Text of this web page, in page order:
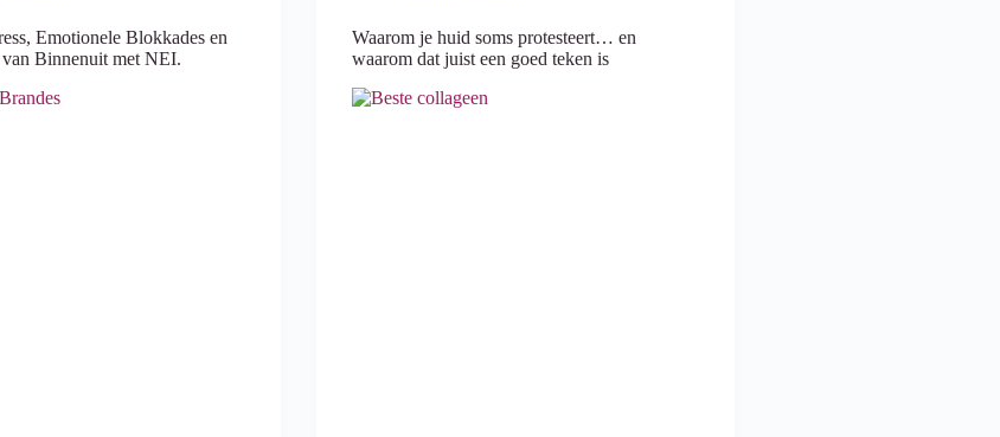
Emotionele Blokkades en
Binnenuit met NEI.
Waarom je huid soms protesteert… en
waarom dat juist een goed teken is